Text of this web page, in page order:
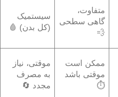
متفاوت،
گاهی سطحی
💨
سیستمیک
(کل بدن) 🩸
ممکن است
موقتی باشد
⏱️
موقتی، نیاز
به مصرف
مجدد 🔄